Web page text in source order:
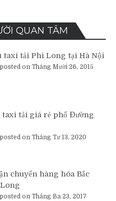
QUAN TÂM
taxi tải Phi Long tại Hà Nội
posted on Tháng Mười 26, 2015
tải giá rẻ phố Đường
posted on Tháng Tư 13, 2020
chuyển hàng hóa Bắc
posted on Tháng Ba 23, 2017